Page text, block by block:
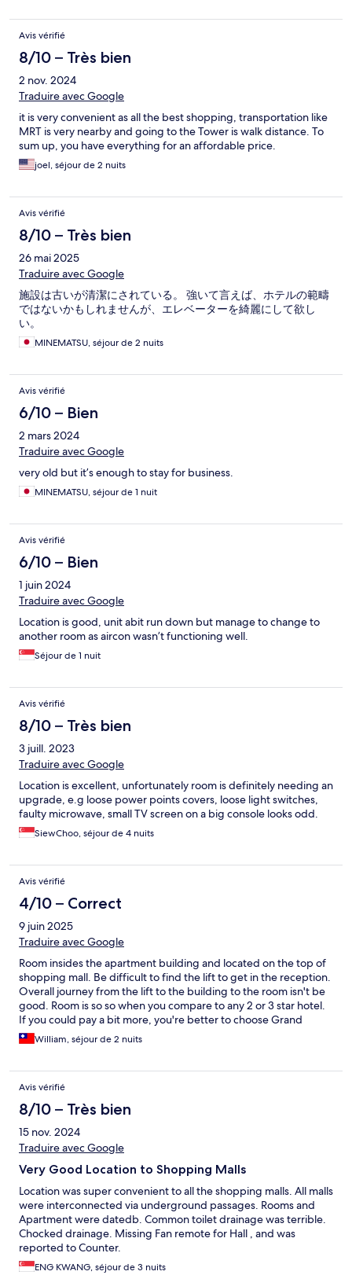
Avis vérifié
8/10 – Très bien
2 nov. 2024
Traduire avec Google
it is very convenient as all the best shopping, transportation like
MRT is very nearby and going to the Tower is walk distance. To
sum up, you have everything for an affordable price.
joel, séjour de 2 nuits
Avis vérifié
8/10 – Très bien
26 mai 2025
Traduire avec Google
施設は古いが清潔にされている。 強いて言えば、ホテルの範疇
ではないかもしれませんが、エレベーターを綺麗にして欲し
い。
MINEMATSU, séjour de 2 nuits
Avis vérifié
6/10 – Bien
2 mars 2024
Traduire avec Google
very old but it’s enough to stay for business.
MINEMATSU, séjour de 1 nuit
Avis vérifié
6/10 – Bien
1 juin 2024
Traduire avec Google
Location is good, unit abit run down but manage to change to
another room as aircon wasn’t functioning well.
Séjour de 1 nuit
Avis vérifié
8/10 – Très bien
3 juill. 2023
Traduire avec Google
Location is excellent, unfortunately room is definitely needing an
upgrade, e.g loose power points covers, loose light switches,
faulty microwave, small TV screen on a big console looks odd.
SiewChoo, séjour de 4 nuits
Avis vérifié
4/10 – Correct
9 juin 2025
Traduire avec Google
Room insides the apartment building and located on the top of
shopping mall. Be difficult to find the lift to get in the reception.
Overall journey from the lift to the building to the room isn't be
good. Room is so so when you compare to any 2 or 3 star hotel.
If you could pay a bit more, you're better to choose Grand
Millennium where's opposite, or any other hotel nearby at the
similar rate.
William, séjour de 2 nuits
Avis vérifié
8/10 – Très bien
15 nov. 2024
Traduire avec Google
Very Good Location to Shopping Malls
Location was super convenient to all the shopping malls. All malls
were interconnected via underground passages. Rooms and
Apartment were datedb. Common toilet drainage was terrible.
Chocked drainage. Missing Fan remote for Hall , and was
reported to Counter.
ENG KWANG, séjour de 3 nuits